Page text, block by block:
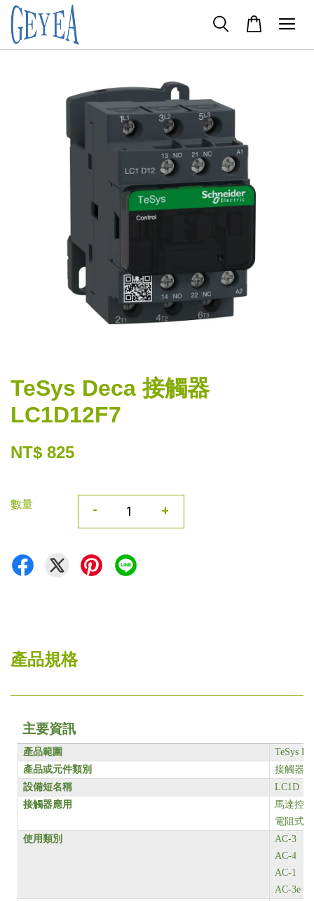
TeSys Deca 接觸器
LC1D12F7
NT$ 825
數量 - +
產品規格
主要資訊
產品範圍
TeSys
產品或元件類別
接觸器
設備短名稱
LC1D
接觸器應用
馬達控制
電阻式
使用類別
AC-3
AC-4
AC-1
AC-3e